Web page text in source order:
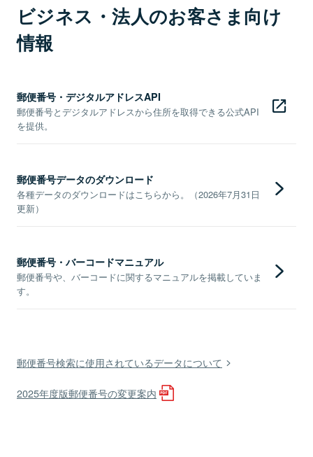
ビジネス・法人のお客さま向け
情報
郵便番号・デジタルアドレスAPI
郵便番号とデジタルアドレスから住所を取得できる公式API
を提供。
郵便番号データのダウンロード
各種データのダウンロードはこちらから。（2026年7月31日
更新）
郵便番号・バーコードマニュアル
郵便番号や、バーコードに関するマニュアルを掲載していま
す。
郵便番号検索に使用されているデータについて
2025年度版郵便番号の変更案内